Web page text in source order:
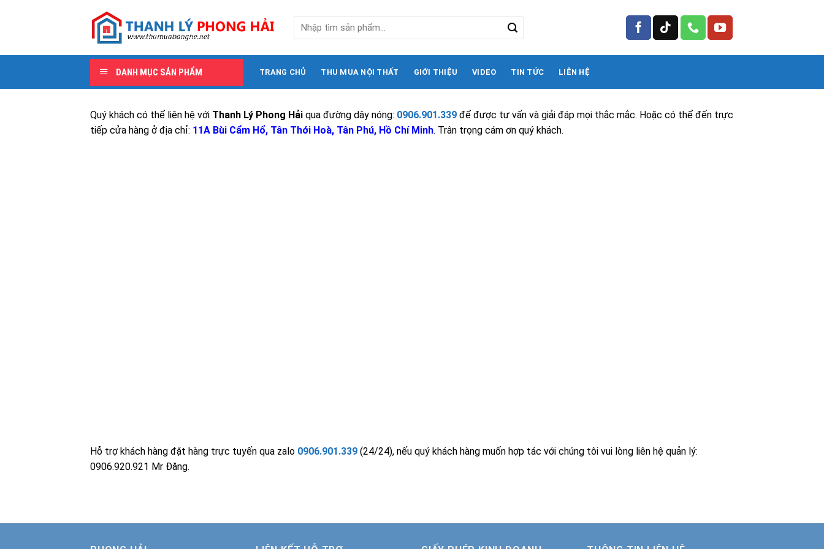
kiếm:
DANH MỤC SẢN PHẨM TRANG CHỦ THU MUA NỘI THẤT GIỚI THIỆU VIDEO TIN TỨC LIÊN HỆ
Quý khách có thể liên hệ với Thanh Lý Phong Hải qua đường dây nóng: 0906.901.339 để được tư vấn và giải đáp mọi thắc mắc. Hoặc có thể đến trực
tiếp cửa hàng ở địa chỉ: 11A Bùi Cẩm Hổ, Tân Thới Hoà, Tân Phú, Hồ Chí Minh. Trân trọng cám ơn quý khách.
Hỗ trợ khách hàng đặt hàng trực tuyến qua zalo 0906.901.339 (24/24), nếu quý khách hàng muốn hợp tác với chúng tôi vui lòng liên hệ quản lý:
0906.920.921 Mr Đăng.